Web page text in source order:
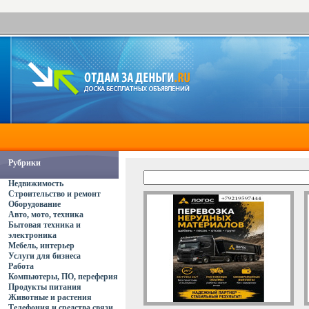
Рубрики
Недвижимость
Строительство и ремонт
Оборудование
Авто, мото, техника
Бытовая техника и
электроника
Мебель, интерьер
Услуги для бизнеса
Работа
Компьютеры, ПО, переферия
Продукты питания
Животные и растения